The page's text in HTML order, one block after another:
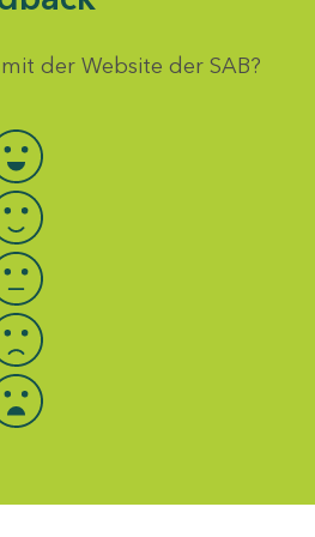
der Website der SAB?
auswählen